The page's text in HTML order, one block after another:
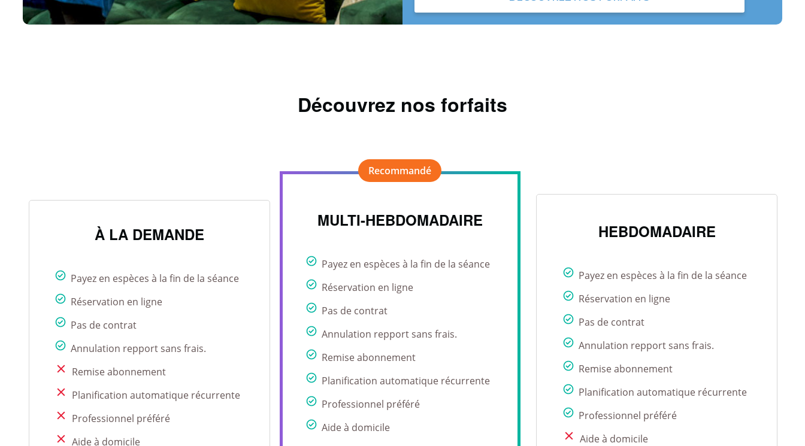
Découvrez nos forfaits
HEBDOMADAIRE
Payez en espèces à la fin de la séance
Réservation en ligne
Pas de contrat
Annulation repport sans frais.
Remise abonnement
Planification automatique récurrente
Professionnel préféré
Aide à domicile
MULTI-HEBDOMADAIRE
Payez en espèces à la fin de la séance
Réservation en ligne
Pas de contrat
Annulation repport sans frais.
Remise abonnement
Planification automatique récurrente
Professionnel préféré
Aide à domicile
À LA DEMANDE
Payez en espèces à la fin de la séance
Réservation en ligne
Pas de contrat
Annulation repport sans frais.
Remise abonnement
Planification automatique récurrente
Professionnel préféré
Aide à domicile